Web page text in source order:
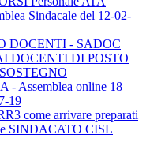
Sindacale del 12-02-
DOCENTI - SADOC
DOCENTI DI POSTO
- Assemblea online 18
19
come arrivare preparati
SINDACATO CISL